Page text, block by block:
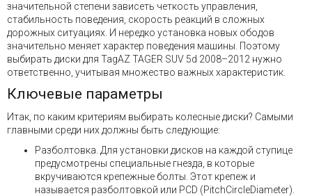
значительной степени зависеть четкость управления,
стабильность поведения, скорость реакций в сложных
дорожных ситуациях. И нередко установка новых ободов
значительно меняет характер поведения машины. Поэтому
выбирать диски для TagAZ TAGER SUV 5d 2008–2012 нужно
ответственно, учитывая множество важных характеристик.
Ключевые параметры
Итак, по каким критериям выбирать колесные диски? Самыми
главными среди них должны быть следующие:
Разболтовка. Для установки дисков на каждой ступице
предусмотрены специальные гнезда, в которые
вкручиваются крепежные болты. Этот крепеж и
называется разболтовкой или PCD (PitchCircleDiameter).